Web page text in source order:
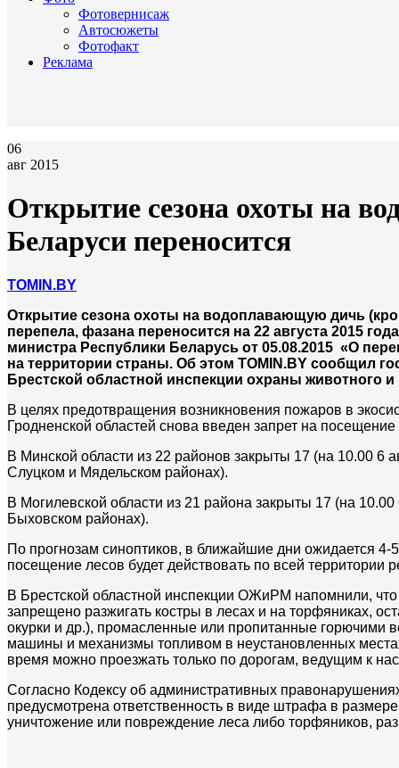
Фотовернисаж
Автосюжеты
Фотофакт
Реклама
06
авг 2015
Открытие сезона охоты на
Беларуси переносится
TOMIN.BY
Открытие сезона охоты на водоплавающую дичь
перепела, фазана переносится на 22 августа 2015
министра Республики Беларусь от 05.08.2015 «О
на территории страны. Об этом TOMIN.BY сообщил
Брестской областной инспекции охраны животного
В целях предотвращения возникновения пожаров в
Гродненской областей снова введен запрет на посещение
В Минской области из 22 районов закрыты 17 (на 10.00 6
Слуцком и Мядельском районах).
В Могилевской области из 21 района закрыты 17 (на
Быховском районах).
По прогнозам синоптиков, в ближайшие дни ожидается
посещение лесов будет действовать по всей территории
В Брестской областной инспекции ОЖиРМ напомнили,
запрещено разжигать костры в лесах и на торфяниках,
окурки и др.), промасленные или пропитанные горючими
машины и механизмы топливом в неустановленных
время можно проезжать только по дорогам, ведущим к
Согласно Кодексу об административных
предусмотрена ответственность в виде штрафа в
уничтожение или повреждение леса либо торфяников,